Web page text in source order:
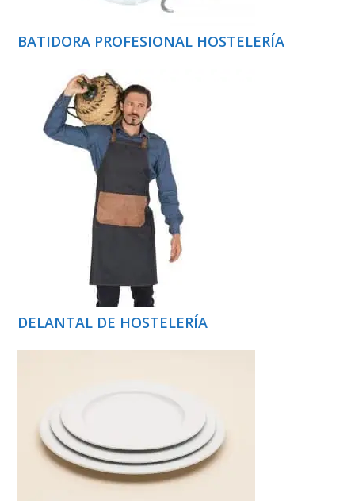
BATIDORA PROFESIONAL HOSTELERÍA
DELANTAL DE HOSTELERÍA